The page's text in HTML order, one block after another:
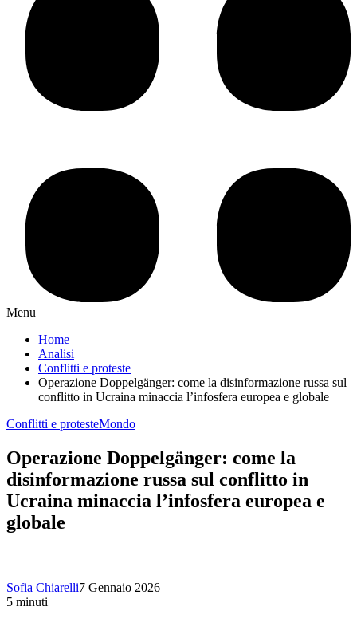
Menu
Home
Analisi
Conflitti e proteste
Operazione Doppelgänger: come la disinformazione russa sul
conflitto in Ucraina minaccia l’infosfera europea e globale
Conflitti e protesteMondo
Operazione Doppelgänger: come la
disinformazione russa sul conflitto in
Ucraina minaccia l’infosfera europea e
globale
Sofia Chiarelli7 Gennaio 2026
5 minuti